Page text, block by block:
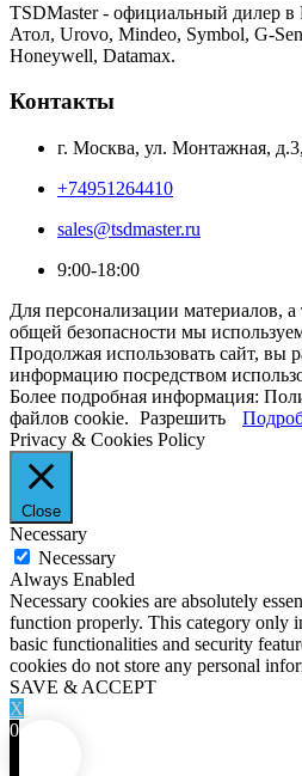
TSDMaster - официальный дилер в
Атол, Urovo, Mindeo, Symbol, G-
Honeywell, Datamax.
Контакты
г. Москва, ул. Монтажная,
+74951264410
sales@tsdmaster.ru
9:00-18:00
Для персонализации материалов,
общей безопасности мы
Продолжая использовать сайт, вы
информацию посредством
Более подробная информация:
файлов cookie. Разрешить
Privacy & Cookies Policy
Close
Necessary
Necessary
Always Enabled
Necessary cookies are absolutely
function properly. This category only
basic functionalities and security
cookies do not store any personal
SAVE & ACCEPT
X
0